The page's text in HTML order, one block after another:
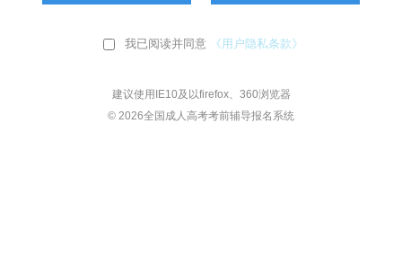
我已阅读并同意 《用户隐私条款》
建议使用IE10及以firefox、360浏览器
© 2026全国成人高考考前辅导报名系统